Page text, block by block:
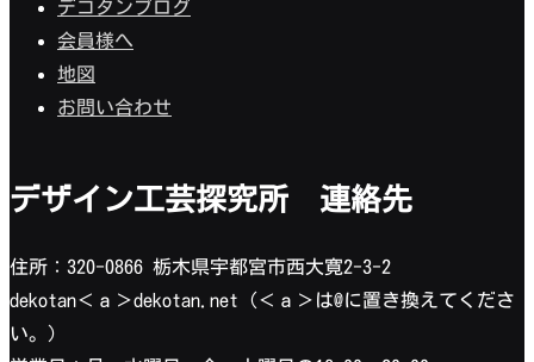
デコタンブログ
会員様へ
地図
お問い合わせ
デザイン工芸探究所 連絡先
住所：320-0866 栃木県宇都宮市西大寛2-3-2
dekotan＜ａ＞dekotan.net（＜ａ＞は@に置き換えてくださ
い。）